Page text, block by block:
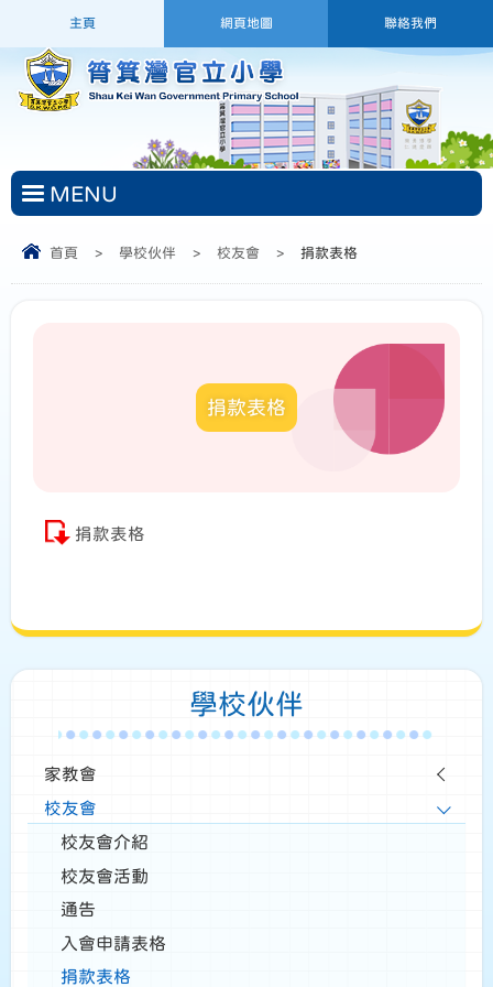
主頁 網頁地圖 聯絡我們
MENU
首頁 > 學校伙伴 > 校友會 > 捐款表格
捐款表格
捐款表格
學校伙伴
家教會
校友會
校友會介紹
校友會活動
通告
入會申請表格
捐款表格